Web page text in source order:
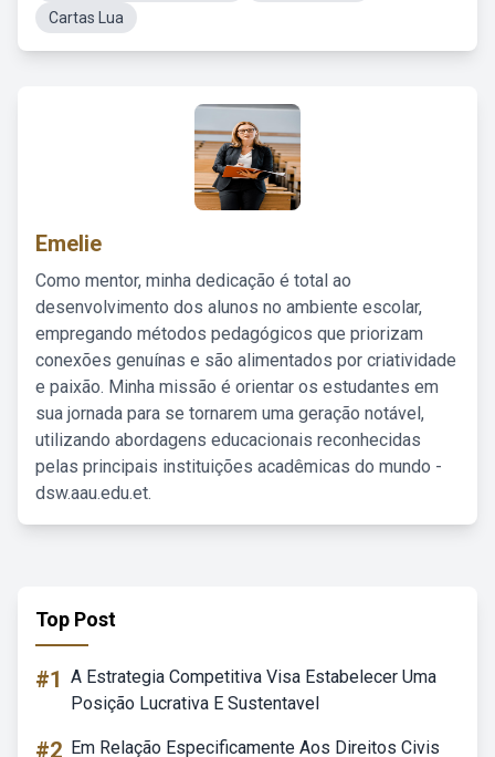
Cartas Lua
Emelie
Como mentor, minha dedicação é total ao
desenvolvimento dos alunos no ambiente escolar,
empregando métodos pedagógicos que priorizam
conexões genuínas e são alimentados por criatividade
e paixão. Minha missão é orientar os estudantes em
sua jornada para se tornarem uma geração notável,
utilizando abordagens educacionais reconhecidas
pelas principais instituições acadêmicas do mundo -
dsw.aau.edu.et.
Top Post
#1 A Estrategia Competitiva Visa Estabelecer Uma
Posição Lucrativa E Sustentavel
#2 Em Relação Especificamente Aos Direitos Civis